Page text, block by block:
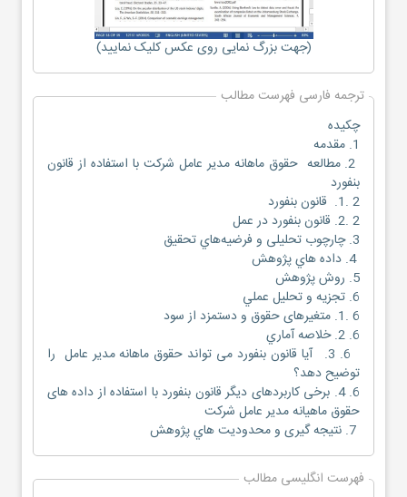
(جهت بزرگ نمایی روی عکس کلیک نمایید)
ترجمه فارسی فهرست مطالب
چکیده
1. مقدمه
2. مطالعه حقوق ماهانه مدیر عامل شرکت با استفاده از قانون
بنفورد
2 .1. قانون بنفورد
2 .2. قانون بنفورد در عمل
3. چارچوب تحلیلی و فرضیه‌هاي تحقيق
4. داده هاي پژوهش
5. روش پژوهش
6. تجزيه و تحلیل عملي
6 .1. متغیرهای حقوق و دستمزد از سود
6. 2. خلاصه آماري
6. 3. آيا قانون بنفورد می تواند حقوق ماهانه مدیر عامل را
توضيح دهد؟
6. 4. برخی کاربردهای دیگر قانون بنفورد با استفاده از داده های
حقوق ماهیانه مدیر عامل شرکت
فهرست انگلیسی مطالب